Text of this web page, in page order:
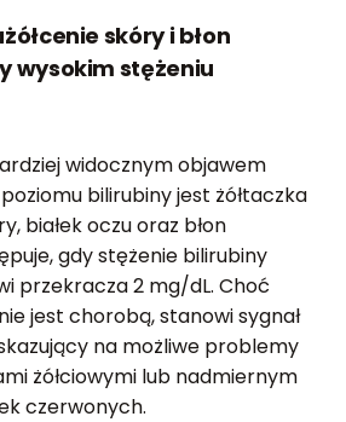
skóry i błon
wysokim stężeniu
widocznym objawem
bilirubiny jest żółtaczka
białek oczu oraz błon
gdy stężenie bilirubiny
przekracza 2 mg/dL. Choć
jest chorobą, stanowi sygnał
na możliwe problemy
żółciowymi lub nadmiernym
czerwonych.